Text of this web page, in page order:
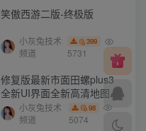
笑傲西游二版-终极版
小灰兔技术
频道
399
5731
修复版最新市面田螺plus3
全新UI界面全新高清地图18
门派 修复了后门ggeserver
打不开
小灰兔技术
频道
98
5074